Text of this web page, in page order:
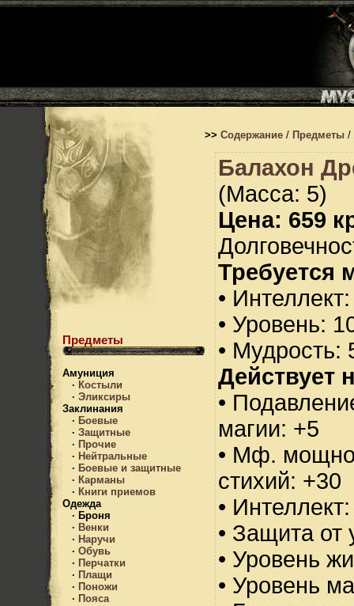
Предметы
Амуниция
· Костыли
· Эликсиры
Заклинания
· Боевые
· Защитные
· Прочие
· Нейтральные
· Боевые и защитные
· Карманы
· Книги приемов
Одежда
· Броня
· Венки
· Наручи
· Обувь
· Перчатки
· Плащи
· Поножи
· Пояса
>> Содержание / Предметы /
Балахон
(Масса: 5)
Цена: 659
Требуется
•
• Уровень:
• Мудрость:
Действует
•
магии: +5
• Мф.
стихий: +30
•
• Защита от
• Уровень
• Уровень